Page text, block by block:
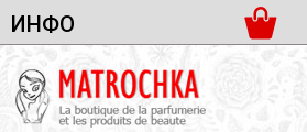
ИНФО
ДОСТАВКА И
ЖЕНСКАЯ
МУЖСКАЯ